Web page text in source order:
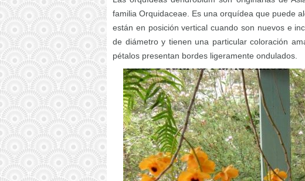
familia Orquidaceae. Es una orquídea que puede
están en posición vertical cuando son nuevos e
de diámetro y tienen una particular coloración
pétalos presentan bordes ligeramente ondulados.